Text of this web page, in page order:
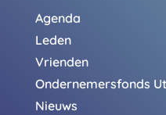
Agenda
Leden
Vrienden
Ondernemersfonds
Nieuws